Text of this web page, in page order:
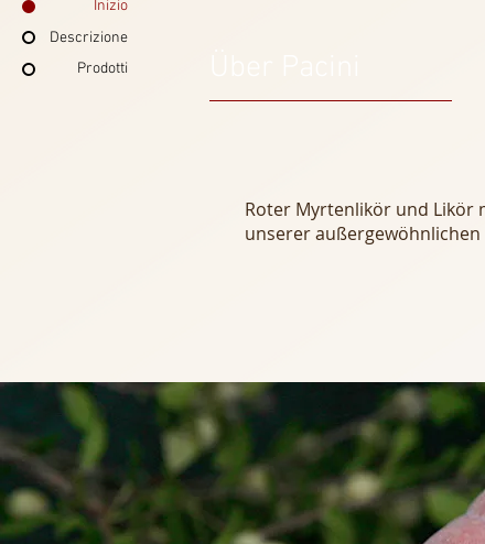
Inizio
Descrizione
Prodotti
Die Firma
das 1944 auf
Wir produzieren,
Tradition und
Roter Myrtenlikör und Likör
unserer